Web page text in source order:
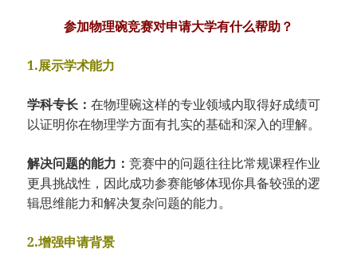
参加物理碗竞赛对申请大学有什么帮助？
1.展示学术能力
学科专长：在物理碗这样的专业领域内取得好成绩可
以证明你在物理学方面有扎实的基础和深入的理解。
解决问题的能力：竞赛中的问题往往比常规课程作业
更具挑战性，因此成功参赛能够体现你具备较强的逻
辑思维能力和解决复杂问题的能力。
2.增强申请背景